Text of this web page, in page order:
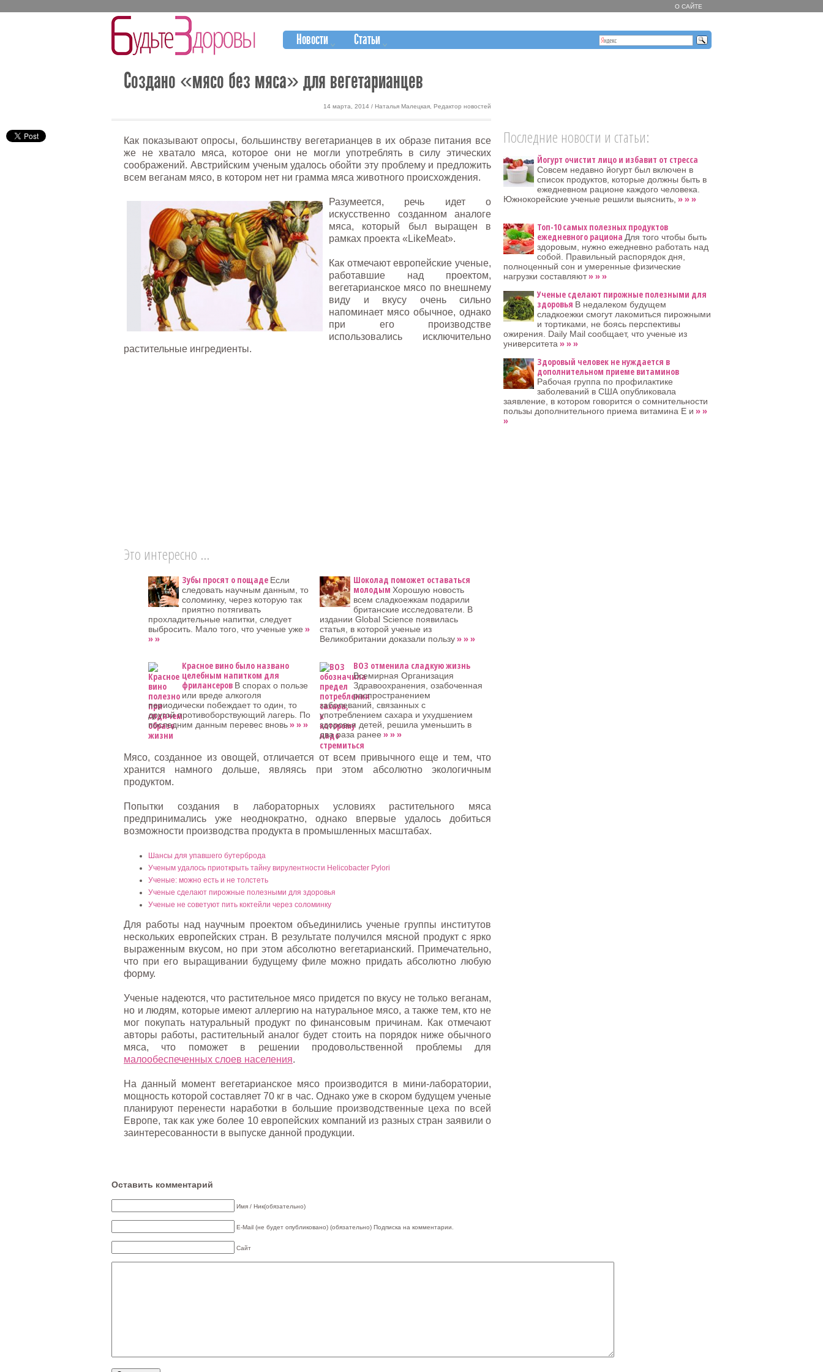
О САЙТЕ
Новости Статьи
Создано «мясо без мяса» для вегетарианцев
14 марта, 2014 / Наталья Малецкая, Редактор новостей
Как показывают опросы, большинству вегетарианцев в их образе питания все
же не хватало мяса, которое они не могли употреблять в силу этических
соображений. Австрийским ученым удалось обойти эту проблему и предложить
всем веганам мясо, в котором нет ни грамма мяса животного происхождения.
Разумеется, речь идет о
искусственно созданном аналоге
мяса, который был выращен в
рамках проекта «LikeMeat».
Как отмечают европейские ученые,
работавшие над проектом,
вегетарианское мясо по внешнему
виду и вкусу очень сильно
напоминает мясо обычное, однако
при его производстве
использовались исключительно
растительные ингредиенты.
Это интересно ...
Зубы просят о пощаде Если
следовать научным данным, то
соломинку, через которую так
приятно потягивать
прохладительные напитки, следует
выбросить. Мало того, что ученые уже »
» »
Шоколад поможет оставаться
молодым Хорошую новость
всем сладкоежкам подарили
британские исследователи. В
издании Global Science появилась
статья, в которой ученые из
Великобритании доказали пользу» » »
Красное вино было названо
целебным напитком для
фрилансеров В спорах о пользе
или вреде алкоголя
периодически побеждает то один, то
другой противоборствующий лагерь. По
последним данным перевес вновь» » »
ВОЗ отменила сладкую жизнь
Всемирная Организация
Здравоохранения, озабоченная
распространением
заболеваний, связанных с
употреблением сахара и ухудшением
здоровья детей, решила уменьшить в
два раза ранее » » »
Мясо, созданное из овощей, отличается от всем привычного еще и тем, что
хранится намного дольше, являясь при этом абсолютно экологичным
продуктом.
Попытки создания в лабораторных условиях растительного мяса
предпринимались уже неоднократно, однако впервые удалось добиться
возможности производства продукта в промышленных масштабах.
Шансы для упавшего бутерброда
Ученым удалось приоткрыть тайну вирулентности Helicobacter Pylori
Ученые: можно есть и не толстеть
Ученые сделают пирожные полезными для здоровья
Ученые не советуют пить коктейли через соломинку
Для работы над научным проектом объединились ученые группы институтов
нескольких европейских стран. В результате получился мясной продукт с ярко
выраженным вкусом, но при этом абсолютно вегетарианский. Примечательно,
что при его выращивании будущему филе можно придать абсолютно любую
форму.
Ученые надеются, что растительное мясо придется по вкусу не только веганам,
но и людям, которые имеют аллергию на натуральное мясо, а также тем, кто не
мог покупать натуральный продукт по финансовым причинам. Как отмечают
авторы работы, растительный аналог будет стоить на порядок ниже обычного
мяса, что поможет в решении продовольственной проблемы для
малообеспеченных слоев населения.
На данный момент вегетарианское мясо производится в мини-лаборатории,
мощность которой составляет 70 кг в час. Однако уже в скором будущем ученые
планируют перенести наработки в большие производственные цеха по всей
Европе, так как уже более 10 европейских компаний из разных стран заявили о
заинтересованности в выпуске данной продукции.
Последние новости и статьи:
Йогурт очистит лицо и избавит от стресса
Совсем недавно йогурт был включен в
список продуктов, которые должны быть в
ежедневном рационе каждого человека.
Южнокорейские ученые решили выяснить, » » »
Топ-10 самых полезных продуктов
ежедневного рациона Для того чтобы быть
здоровым, нужно ежедневно работать над
собой. Правильный распорядок дня,
полноценный сон и умеренные физические
нагрузки составляют» » »
Ученые сделают пирожные полезными для
здоровья В недалеком будущем
сладкоежки смогут лакомиться пирожными
и тортиками, не боясь перспективы
ожирения. Daily Mail сообщает, что ученые из
университета » » »
Здоровый человек не нуждается в
дополнительном приеме витаминов
Рабочая группа по профилактике
заболеваний в США опубликовала
заявление, в котором говорится о сомнительности
пользы дополнительного приема витамина Е и » »
»
Оставить комментарий
Имя / Ник(обязательно)
E-Mail (не будет опубликовано) (обязательно) Подписка на комментарии.
Сайт